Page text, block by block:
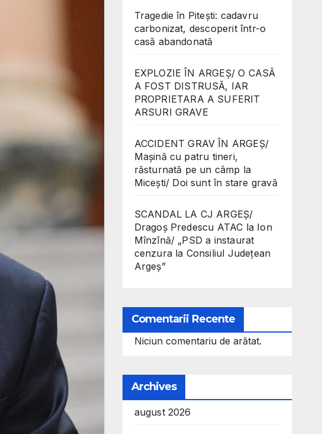
Tragedie în Pitești: cadavru
carbonizat, descoperit într-o
casă abandonată
EXPLOZIE ÎN ARGEȘ/ O CASĂ
A FOST DISTRUSĂ, IAR
PROPRIETARA A SUFERIT
ARSURI GRAVE
ACCIDENT GRAV ÎN ARGEȘ/
Mașină cu patru tineri,
răsturnată pe un câmp la
Micești/ Doi sunt în stare gravă
SCANDAL LA CJ ARGEȘ/
Dragoș Predescu ATAC la Ion
Mînzînă/ „PSD a instaurat
cenzura la Consiliul Județean
Argeș”
Comentarii Recente
Niciun comentariu de arătat.
Archives
august 2026